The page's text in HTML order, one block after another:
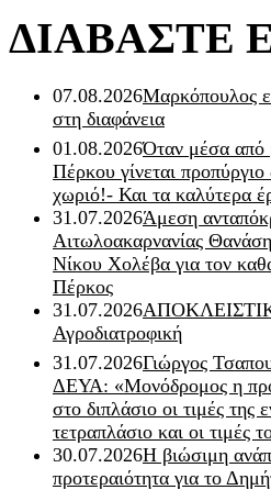
ΔΙΑΒΑΣΤΕ
07.08.2026Μαρκόπουλος
στη διαφάνεια
01.08.2026Όταν μέσα από
Πέρκου γίνεται προπύργιο
χωριό!- Και τα καλύτερα
31.07.2026Άμεση
Αιτωλοακαρνανίας
Νίκου Χολέβα για τον
Πέρκος
31.07.2026
Αγροδιατροφική
31.07.2026Γιώργος
ΔΕΥΑ: «Μονόδρομος η
στο διπλάσιο οι τιμές της
τετραπλάσιο και οι τιμές
30.07.2026Η βιώσιμη
προτεραιότητα για το